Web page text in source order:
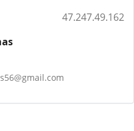
47.247.49.162